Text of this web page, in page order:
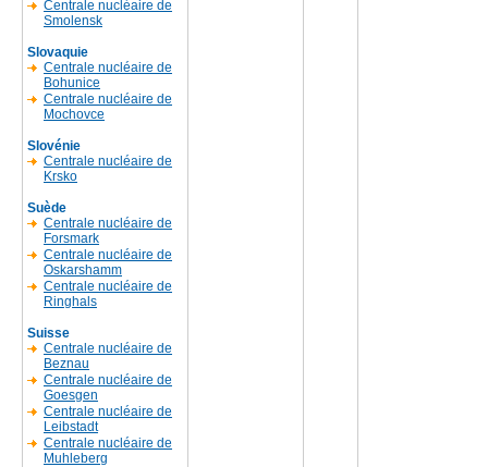
Centrale nucléaire de
Smolensk
Slovaquie
Centrale nucléaire de
Bohunice
Centrale nucléaire de
Mochovce
Slovénie
Centrale nucléaire de
Krsko
Suède
Centrale nucléaire de
Forsmark
Centrale nucléaire de
Oskarshamm
Centrale nucléaire de
Ringhals
Suisse
Centrale nucléaire de
Beznau
Centrale nucléaire de
Goesgen
Centrale nucléaire de
Leibstadt
Centrale nucléaire de
Muhleberg